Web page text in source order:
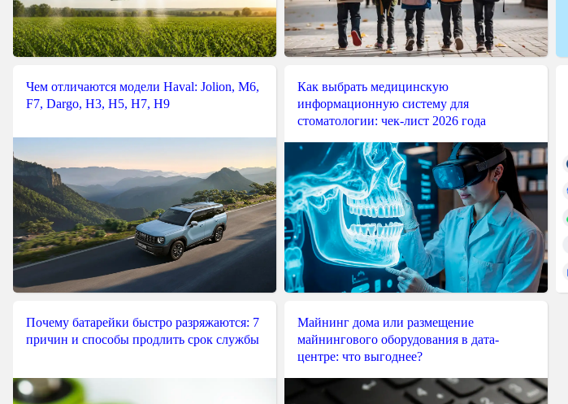
Чем отличаются модели Haval: Jolion, M6,
F7, Dargo, H3, H5, H7, H9
Как выбрать медицинскую
информационную систему для
стоматологии: чек-лист 2026 года
Почему батарейки быстро разряжаются: 7
причин и способы продлить срок службы
Майнинг дома или размещение
майнингового оборудования в дата-
центре: что выгоднее?